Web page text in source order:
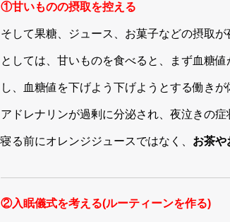
①甘いものの摂取を控える
そして果糖、ジュース、お菓子などの摂取
としては、甘いものを食べると、まず血糖
し、血糖値を下げよう下げようとする働き
アドレナリンが過剰に分泌され、夜泣きの症
寝る前にオレンジジュースではなく、 お茶や
②入眠儀式を考える(ルーティーンを作る)